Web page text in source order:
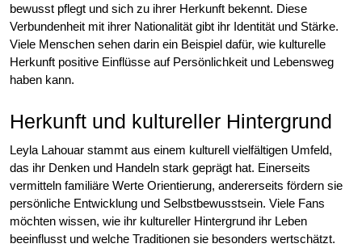
bewusst pflegt und sich zu ihrer Herkunft bekennt. Diese
Verbundenheit mit ihrer Nationalität gibt ihr Identität und Stärke.
Viele Menschen sehen darin ein Beispiel dafür, wie kulturelle
Herkunft positive Einflüsse auf Persönlichkeit und Lebensweg
haben kann.
Herkunft und kultureller Hintergrund
Leyla Lahouar stammt aus einem kulturell vielfältigen Umfeld,
das ihr Denken und Handeln stark geprägt hat. Einerseits
vermitteln familiäre Werte Orientierung, andererseits fördern sie
persönliche Entwicklung und Selbstbewusstsein. Viele Fans
möchten wissen, wie ihr kultureller Hintergrund ihr Leben
beeinflusst und welche Traditionen sie besonders wertschätzt.